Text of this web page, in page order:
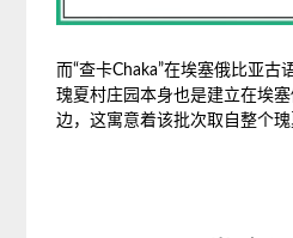
而“查卡Chaka”在埃塞俄比亚古
瑰夏村庄园本身也是建立在埃
边，这寓意着该批次取自整个瑰